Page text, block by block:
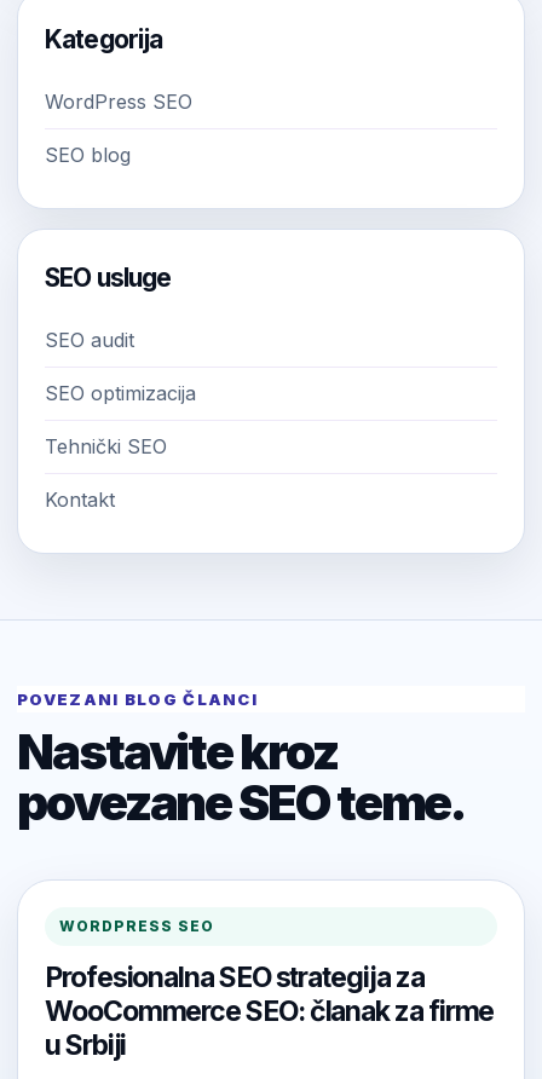
Kategorija
WordPress SEO
SEO blog
SEO usluge
SEO audit
SEO optimizacija
Tehnički SEO
Kontakt
POVEZANI BLOG ČLANCI
Nastavite kroz
povezane SEO teme.
WORDPRESS SEO
Profesionalna SEO strategija za
WooCommerce SEO: članak za firme
u Srbiji